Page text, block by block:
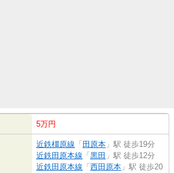
5万円
近鉄橿原線 「 田原本 」駅 徒歩19分
近鉄田原本線 「 黒田 」駅 徒歩12分
近鉄田原本線 「 西田原本 」駅 徒歩20